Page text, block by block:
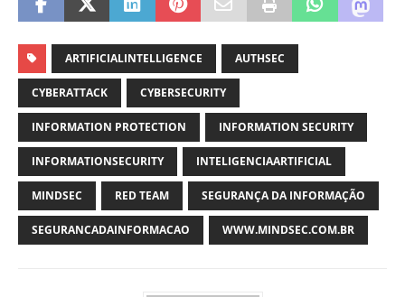
ARTIFICIALINTELLIGENCE AUTHSEC
CYBERATTACK CYBERSECURITY
INFORMATION PROTECTION INFORMATION SECURITY
INFORMATIONSECURITY INTELIGENCIAARTIFICIAL
MINDSEC RED TEAM SEGURANÇA DA INFORMAÇÃO
SEGURANCADAINFORMACAO WWW.MINDSEC.COM.BR